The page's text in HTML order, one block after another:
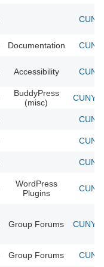
Documentation
Accessibility
BuddyPress
(misc)
CUNY
WordPress
Plugins
Group Forums CUNY
Group Forums